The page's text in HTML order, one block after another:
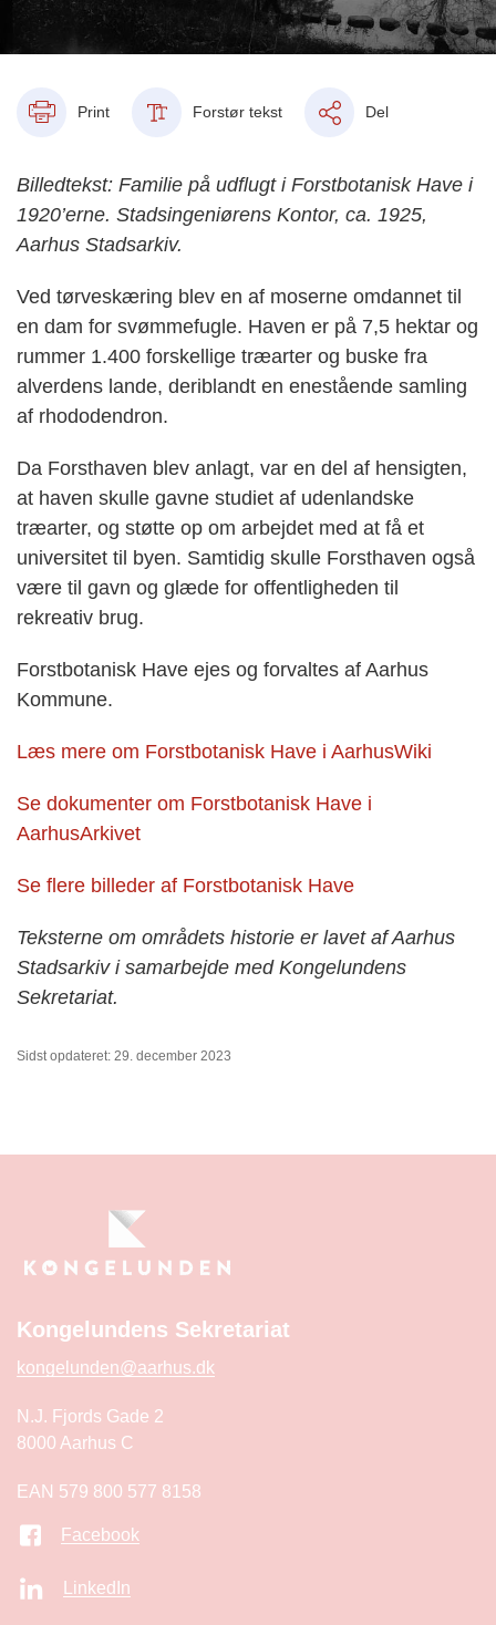
Print Forstør tekst Del
Billedtekst: Familie på udflugt i Forstbotanisk Have i
1920’erne. Stadsingeniørens Kontor, ca. 1925,
Aarhus Stadsarkiv.
Ved tørveskæring blev en af moserne omdannet til
en dam for svømmefugle. Haven er på 7,5 hektar og
rummer 1.400 forskellige træarter og buske fra
alverdens lande, deriblandt en enestående samling
af rhododendron.
Da Forsthaven blev anlagt, var en del af hensigten,
at haven skulle gavne studiet af udenlandske
træarter, og støtte op om arbejdet med at få et
universitet til byen. Samtidig skulle Forsthaven også
være til gavn og glæde for offentligheden til
rekreativ brug.
Forstbotanisk Have ejes og forvaltes af Aarhus
Kommune.
Læs mere om Forstbotanisk Have i AarhusWiki
Se dokumenter om Forstbotanisk Have i
AarhusArkivet
Se flere billeder af Forstbotanisk Have
Teksterne om områdets historie er lavet af Aarhus
Stadsarkiv i samarbejde med Kongelundens
Sekretariat.
Sidst opdateret: 29. december 2023
Kongelundens Sekretariat
kongelunden@aarhus.dk
N.J. Fjords Gade 2
8000 Aarhus C
EAN 579 800 577 8158
Facebook
LinkedIn